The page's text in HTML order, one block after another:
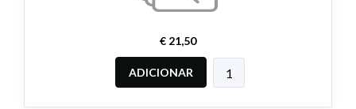
€ 21,50
ADICIONAR